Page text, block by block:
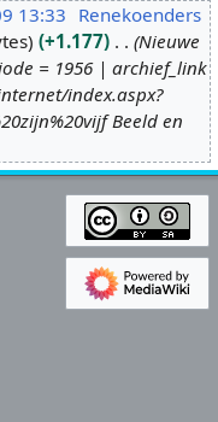
13:33 Renekoenders
+1.177
Nieuwe
= 1956 | archief_link
index.aspx?
Beeld en